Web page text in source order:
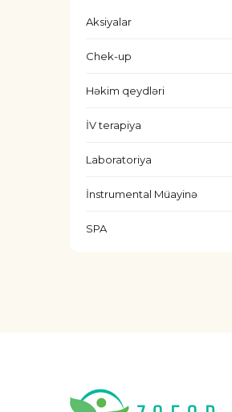
Aksiyalar
Chek-up
Həkim qeydləri
İV terapiya
Laboratoriya
İnstrumental Müayinə
SPA